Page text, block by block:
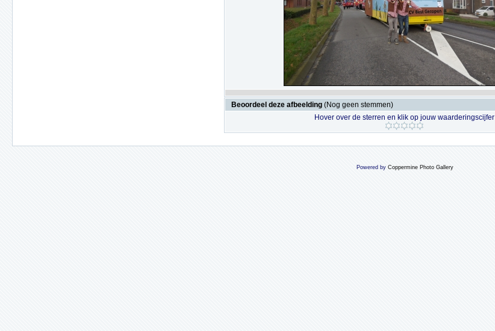
Beoordeel deze afbeelding (Nog geen stemmen)
Hover over de sterren en klik op jouw waarderingscijfer
Powered by Coppermine Photo Gallery